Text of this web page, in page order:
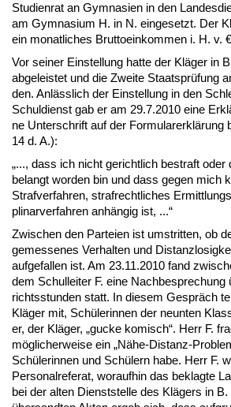
Stu­di­en­rat an Gym­na­si­en in den
am Gym­na­si­um H. in N. ein­ge­setzt. Der
ein mo­nat­li­ches Brut­to­ein­kom­men i. H. v.
Vor sei­ner Ein­stel­lung hat­te der Kläger in
ab­ge­leis­tet und die Zwei­te Staats­prüfung
den. Anläss­lich der Ein­stel­lung in den
Schul­dienst gab er am 29.7.2010 ei­ne
ne Un­ter­schrift auf der For­mu­la­r­erklärung
14 d. A.):
„..., dass ich nicht ge­richt­lich be­straft oder
be­langt wor­den bin und dass ge­gen mich
Straf­ver­fah­ren, straf­recht­li­ches
pli­nar­ver­fah­ren anhängig ist, ...“
Zwi­schen den Par­tei­en ist um­strit­ten, ob
ge­mes­se­nes Ver­hal­ten und
auf­ge­fal­len ist. Am 23.11.2010 fand
dem Schul­lei­ter F. ei­ne
richts­stun­den statt. In die­sem Gespräch
Kläger mit, Schüle­rin­nen der neun­ten
er, der Kläger, „gu­cke ko­misch“. Herr F.
mögli­cher­wei­se ein „Nähe-Dis­tanz-
Schüle­rin­nen und Schülern ha­be. Herr F.
Per­so­nal­re­fe­rat, wor­auf­hin das be­klag­te
bei der al­ten Dienst­stel­le des Klägers in